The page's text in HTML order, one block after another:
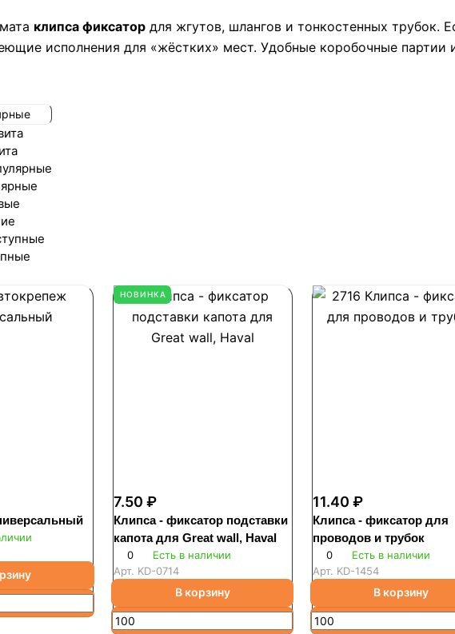
клипса фиксатор для жгутов, шлангов и тонкостенных трубок.
исполнения для «жёстких» мест. Удобные коробочные
НОВИНКА
7.50 ₽
Клипса - фиксатор подставки
капота для Great wall, Haval
0
Есть в наличии
Арт. KD-0714
В корзину
11.40 ₽
Клипса - фиксатор для
проводов и трубок
0
Есть в наличии
Арт. KD-1454
В корзину